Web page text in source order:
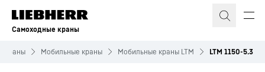
Самоходные краны
краны Мобильные краны Мобильные краны LTM LTM 1150-5.3